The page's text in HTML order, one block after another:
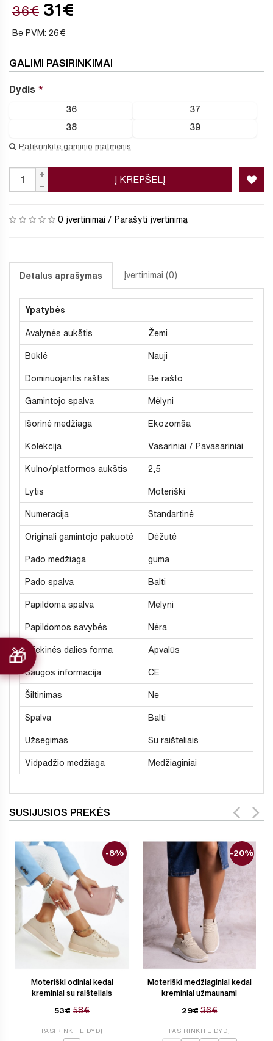
36€ 31€
Be PVM: 26€
GALIMI PASIRINKIMAI
Dydis
36 37
38 39
Patikrinkite gaminio matmenis
Į KREPŠELĮ
0 įvertinimai / Parašyti įvertinimą
Detalus aprašymas Įvertinimai (0)
Ypatybės
Avalynės aukštis Žemi
Būklė Nauji
Dominuojantis raštas Be rašto
Gamintojo spalva Mėlyni
Išorinė medžiaga Ekozomša
Kolekcija Vasariniai / Pavasariniai
Kulno/platformos aukštis 2,5
Lytis Moteriški
Numeracija Standartinė
Originali gamintojo pakuotė Dėžutė
Pado medžiaga guma
Pado spalva Balti
Papildoma spalva Mėlyni
Papildomos savybės Nėra
Priekinės dalies forma Apvalūs
Saugos informacija CE
Šiltinimas Ne
Spalva Balti
Užsegimas Su raišteliais
Vidpadžio medžiaga Medžiaginiai
SUSIJUSIOS PREKĖS
Moteriški odiniai kedai
kreminiai su raišteliais
53€ 58€
-8%
PASIRINKITE DYDĮ
Moteriški medžiaginiai kedai
kreminiai užmaunami
29€ 36€
-20%
PASIRINKITE DYDĮ